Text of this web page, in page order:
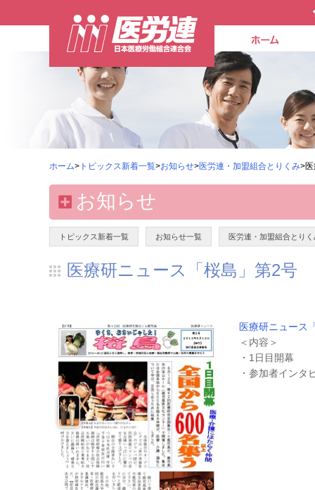
ホーム> トピックス新着一覧>お知らせ>医労連・加盟組合とりくみ>
お知らせ
トピックス新着一覧 お知らせ一覧 医労連・加盟組合とり
医療研ニュース「桜島」第2号
医療研ニュース
＜内容＞
・1日目開幕
・参加者インタ